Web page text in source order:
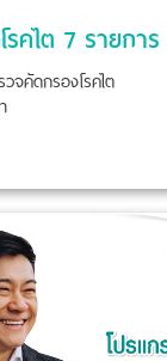
คไต 7 รายการ
จคัดกรองโรคไต